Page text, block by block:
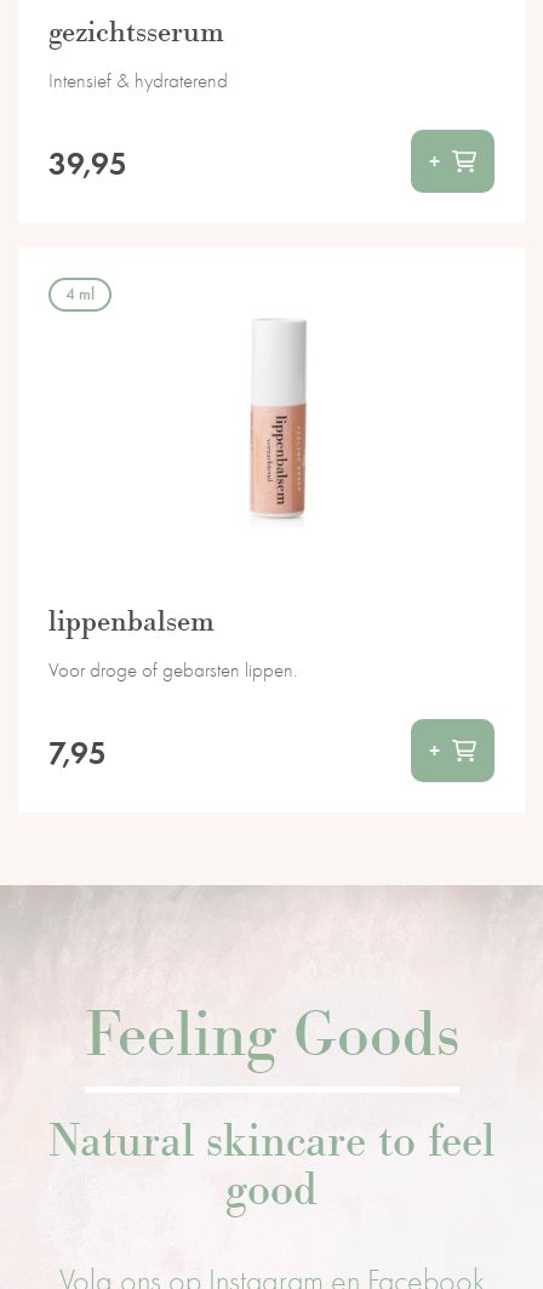
gezichtsserum
39,95 +
Intensief & hydraterend
lippenbalsem
7,95 +
Voor droge of gebarsten lippen.
4 ml
Feeling Goods
Natural skincare to feel
good
Volg ons op Instagram en Facebook